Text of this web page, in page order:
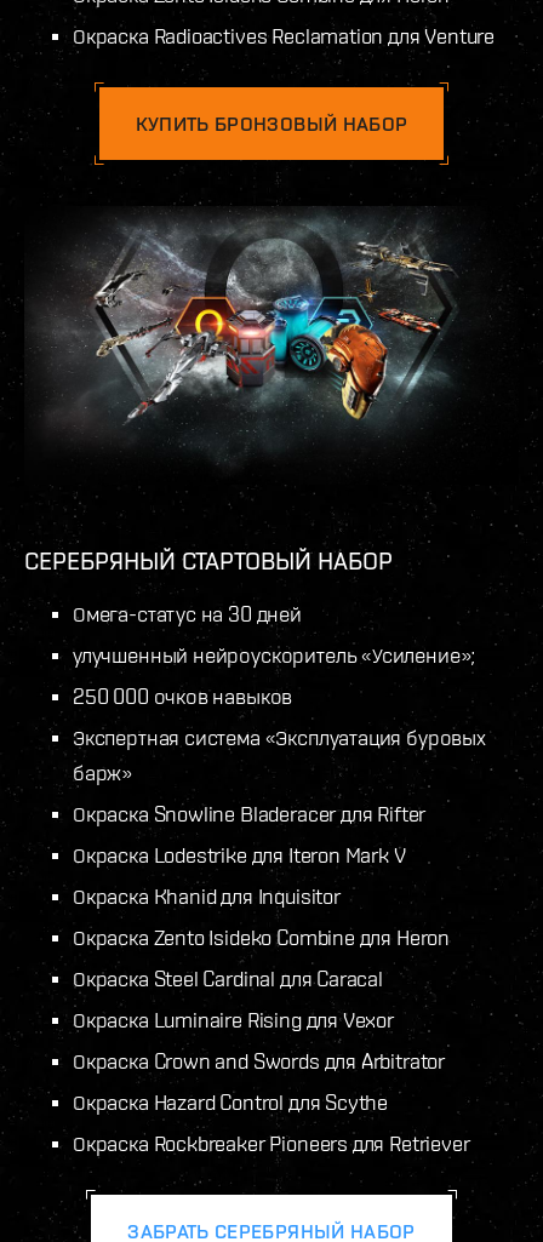
Окраска Radioactives Reclamation для Venture
КУПИТЬ БРОНЗОВЫЙ НАБОР
СЕРЕБРЯНЫЙ СТАРТОВЫЙ НАБОР
Омега-статус на 30 дней
улучшенный нейроускоритель «Усиление»;
250 000 очков навыков
Экспертная система «Эксплуатация буровых
барж»
Окраска Snowline Bladeracer для Rifter
Окраска Lodestrike для Iteron Mark V
Окраска Khanid для Inquisitor
Окраска Zento Isideko Combine для Heron
Окраска Steel Cardinal для Caracal
Окраска Luminaire Rising для Vexor
Окраска Crown and Swords для Arbitrator
Окраска Hazard Control для Scythe
Окраска Rockbreaker Pioneers для Retriever
ЗАБРАТЬ СЕРЕБРЯНЫЙ НАБОР